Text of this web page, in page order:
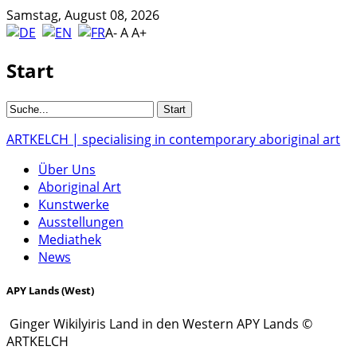
Samstag, August 08, 2026
A-AA+
Start
ARTKELCH | specialising in contemporary aboriginal art
Über Uns
Aboriginal Art
Kunstwerke
Ausstellungen
Mediathek
News
APY Lands (West)
Ginger Wikilyiris Land in den Western APY Lands ©
ARTKELCH